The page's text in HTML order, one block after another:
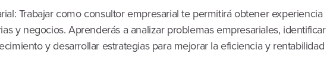
Trabajar como consultor empresarial te permitirá obtener experiencia
y negocios. Aprenderás a analizar problemas empresariales, identificar
y desarrollar estrategias para mejorar la eficiencia y rentabilidad